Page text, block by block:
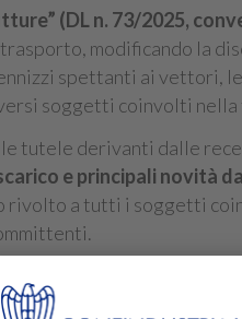
(DL n. 73/2025,
modificando la
spettanti ai vettori,
soggetti coinvolti
tutele derivanti dalle
e principali novità
rivolto a tutti i soggetti
tramite il proprio
indicazioni pratiche per